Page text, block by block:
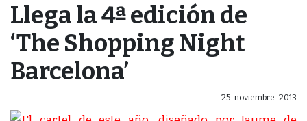
Llega la 4ª edición de
‘The Shopping Night
Barcelona’
25-noviembre-2013